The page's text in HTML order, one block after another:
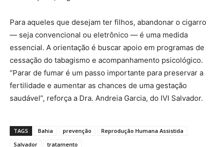
Para aqueles que desejam ter filhos, abandonar o cigarro
— seja convencional ou eletrônico — é uma medida
essencial. A orientação é buscar apoio em programas de
cessação do tabagismo e acompanhamento psicológico.
“Parar de fumar é um passo importante para preservar a
fertilidade e aumentar as chances de uma gestação
saudável”, reforça a Dra. Andreia Garcia, do IVI Salvador.
TAGS Bahia prevenção
Reprodução Humana Assistida
Salvador
tratamento